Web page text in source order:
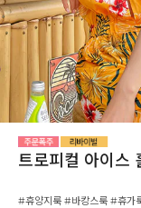
트로피컬 아이스
#휴양지룩 #바캉스룩 #휴가